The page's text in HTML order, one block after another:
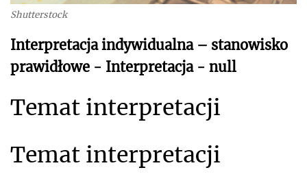
Shutterstock
Interpretacja indywidualna – stanowisko
prawidłowe - Interpretacja - null
Temat interpretacji
Temat interpretacji